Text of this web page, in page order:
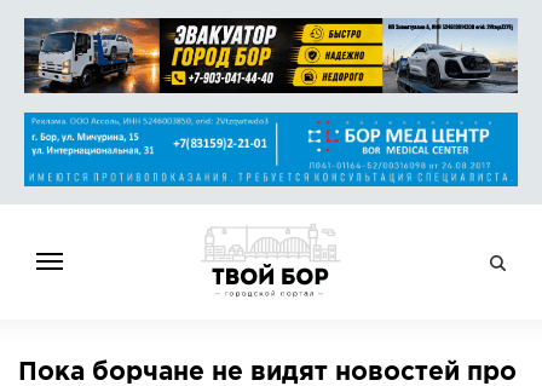
НОВОСТИ
Пока борчане не видят новостей про